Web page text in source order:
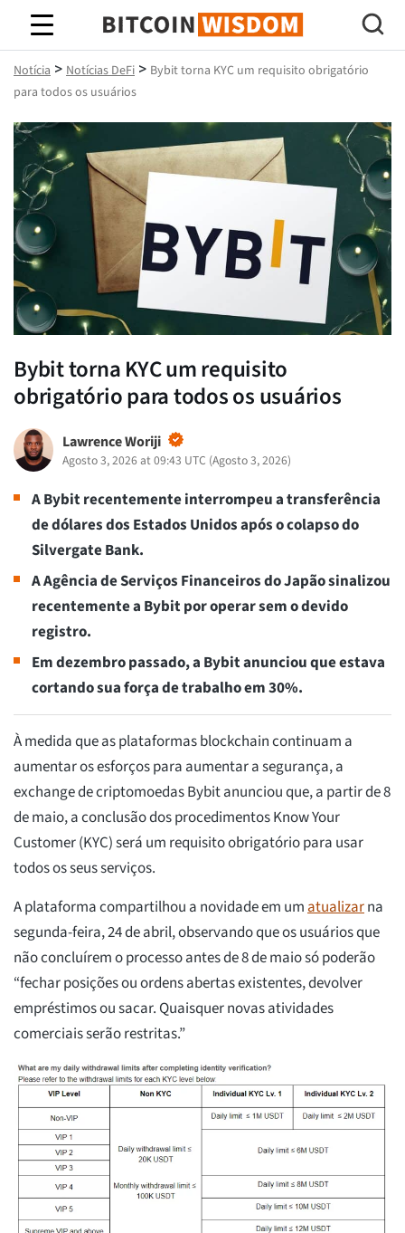
Sabedoria do Bitcoin
Notícia > Notícias DeFi > Bybit torna KYC um requisito obrigatório
para todos os usuários
Bybit torna KYC um requisito
obrigatório para todos os usuários
Lawrence Woriji
Agosto 3, 2026 at 09:43 UTC (Agosto 3, 2026)
A Bybit recentemente interrompeu a transferência
de dólares dos Estados Unidos após o colapso do
Silvergate Bank.
A Agência de Serviços Financeiros do Japão sinalizou
recentemente a Bybit por operar sem o devido
registro.
Em dezembro passado, a Bybit anunciou que estava
cortando sua força de trabalho em 30%.
À medida que as plataformas blockchain continuam a
aumentar os esforços para aumentar a segurança, a
exchange de criptomoedas Bybit anunciou que, a partir de 8
de maio, a conclusão dos procedimentos Know Your
Customer (KYC) será um requisito obrigatório para usar
todos os seus serviços.
A plataforma compartilhou a novidade em umatualizarna
segunda-feira, 24 de abril, observando que os usuários que
não concluírem o processo antes de 8 de maio só poderão
“fechar posições ou ordens abertas existentes, devolver
empréstimos ou sacar. Quaisquer novas atividades
comerciais serão restritas.”